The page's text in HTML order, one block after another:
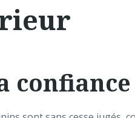
confiance